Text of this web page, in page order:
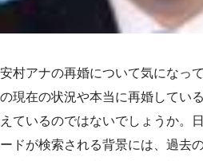
安村アナの再婚について気になっ
の現在の状況や本当に再婚してい
えているのではないでしょうか。
ードが検索される背景には、過去